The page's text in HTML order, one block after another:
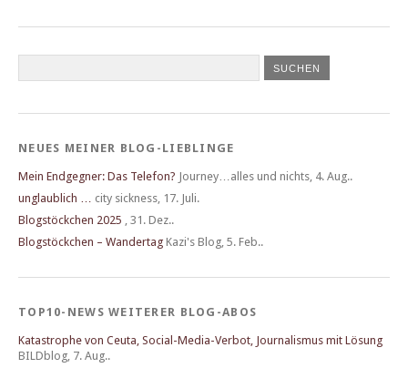
NEUES MEINER BLOG-LIEBLINGE
Mein Endgegner: Das Telefon? Journey…alles und nichts 4. Aug..
unglaublich …
city sickness 17. Juli.
Blogstöckchen 2025
31. Dez..
Blogstöckchen – Wandertag Kazi's Blog 5. Feb..
TOP10-NEWS WEITERER BLOG-ABOS
Katastrophe von Ceuta, Social-Media-Verbot, Journalismus mit Lösung
BILDblog 7. Aug..